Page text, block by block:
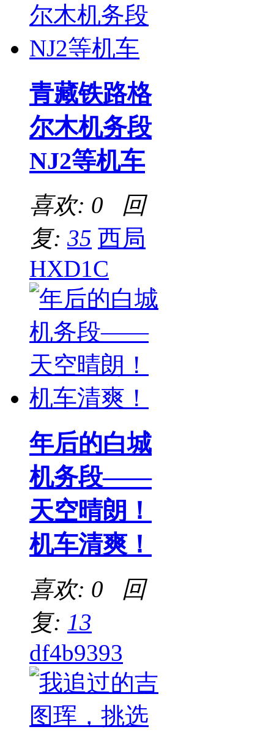
青藏铁路格
尔木机务段
NJ2等机车
喜欢: 0 回
复: 35 西局
HXD1C
年后的白城
机务段——
天空晴朗！
机车清爽！
喜欢: 0 回
复: 13
df4b9393